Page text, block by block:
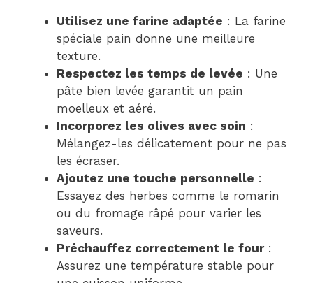
Utilisez une farine adaptée : La farine
spéciale pain donne une meilleure
texture.
Respectez les temps de levée : Une
pâte bien levée garantit un pain
moelleux et aéré.
Incorporez les olives avec soin :
Mélangez-les délicatement pour ne pas
les écraser.
Ajoutez une touche personnelle :
Essayez des herbes comme le romarin
ou du fromage râpé pour varier les
saveurs.
Préchauffez correctement le four:
Assurez une température stable pour